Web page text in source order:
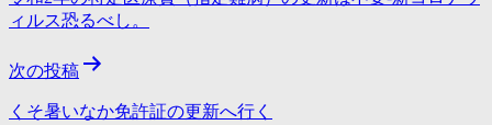
ィルス恐るべし。
次の投稿
くそ暑いなか免許証の更新へ行く